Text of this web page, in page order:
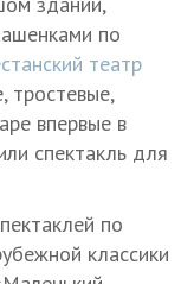
по
театр
тростевые,
впервые в
спектакль для
по
классики